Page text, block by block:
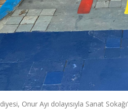
Onur Ayı dolayısıyla Sanat